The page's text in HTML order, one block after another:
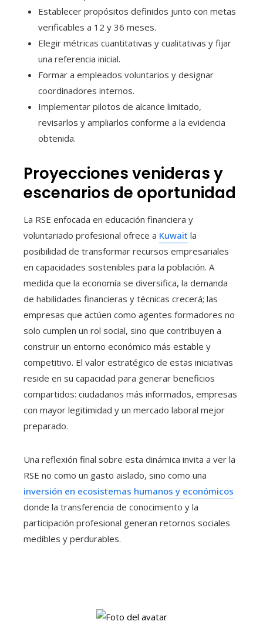
Establecer propósitos definidos junto con metas
verificables a 12 y 36 meses.
Elegir métricas cuantitativas y cualitativas y fijar
una referencia inicial.
Formar a empleados voluntarios y designar
coordinadores internos.
Implementar pilotos de alcance limitado,
revisarlos y ampliarlos conforme a la evidencia
obtenida.
Proyecciones venideras y
escenarios de oportunidad
La RSE enfocada en educación financiera y
voluntariado profesional ofrece a Kuwait la
posibilidad de transformar recursos empresariales
en capacidades sostenibles para la población. A
medida que la economía se diversifica, la demanda
de habilidades financieras y técnicas crecerá; las
empresas que actúen como agentes formadores no
solo cumplen un rol social, sino que contribuyen a
construir un entorno económico más estable y
competitivo. El valor estratégico de estas iniciativas
reside en su capacidad para generar beneficios
compartidos: ciudadanos más informados, empresas
con mayor legitimidad y un mercado laboral mejor
preparado.
Una reflexión final sobre esta dinámica invita a ver la
RSE no como un gasto aislado, sino como una
inversión en ecosistemas humanos y económicos
donde la transferencia de conocimiento y la
participación profesional generan retornos sociales
medibles y perdurables.